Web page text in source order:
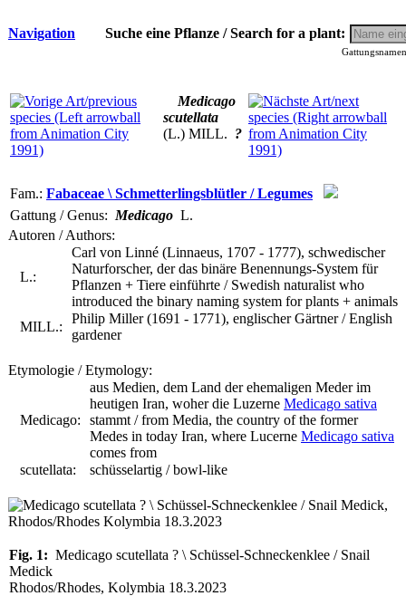
Navigation Suche eine Pflanze / Search for a plant:
Medicago
scutellata
(L.) MILL. ?
Fam.: Fabaceae \ Schmetterlingsblütler / Legumes
Gattung / Genus: Medicago L.
Autoren / Authors:
L.:
Carl von Linné (Linnaeus, 1707 - 1777), schwedischer
Naturforscher, der das binäre Benennungs-System für
Pflanzen + Tiere einführte / Swedish naturalist who
introduced the binary naming system for plants + animals
MILL.:
Philip Miller (1691 - 1771), englischer Gärtner / English
gardener
Etymologie / Etymology:
Medicago:
aus Medien, dem Land der ehemaligen Meder im
heutigen Iran, woher die Luzerne Medicago sativa
stammt / from Media, the country of the former
Medes in today Iran, where Lucerne Medicago sativa
comes from
scutellata:
schüsselartig / bowl-like
Fig. 1: Medicago scutellata ? \ Schüssel-Schneckenklee / Snail
Medick
Rhodos/Rhodes, Kolymbia 18.3.2023